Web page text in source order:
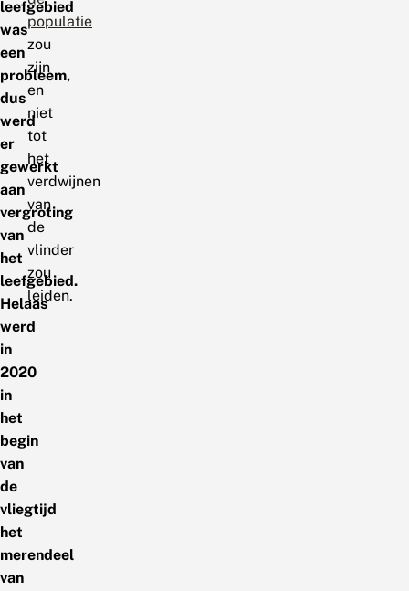
leefgebied
was
een
probleem,
dus
werd
er
gewerkt
aan
vergroting
van
het
leefgebied.
Helaas
werd
in
2020
in
het
begin
van
de
vliegtijd
het
merendeel
van
populatie
zou
zijn
en
niet
tot
het
verdwijnen
van
de
vlinder
zou
leiden.